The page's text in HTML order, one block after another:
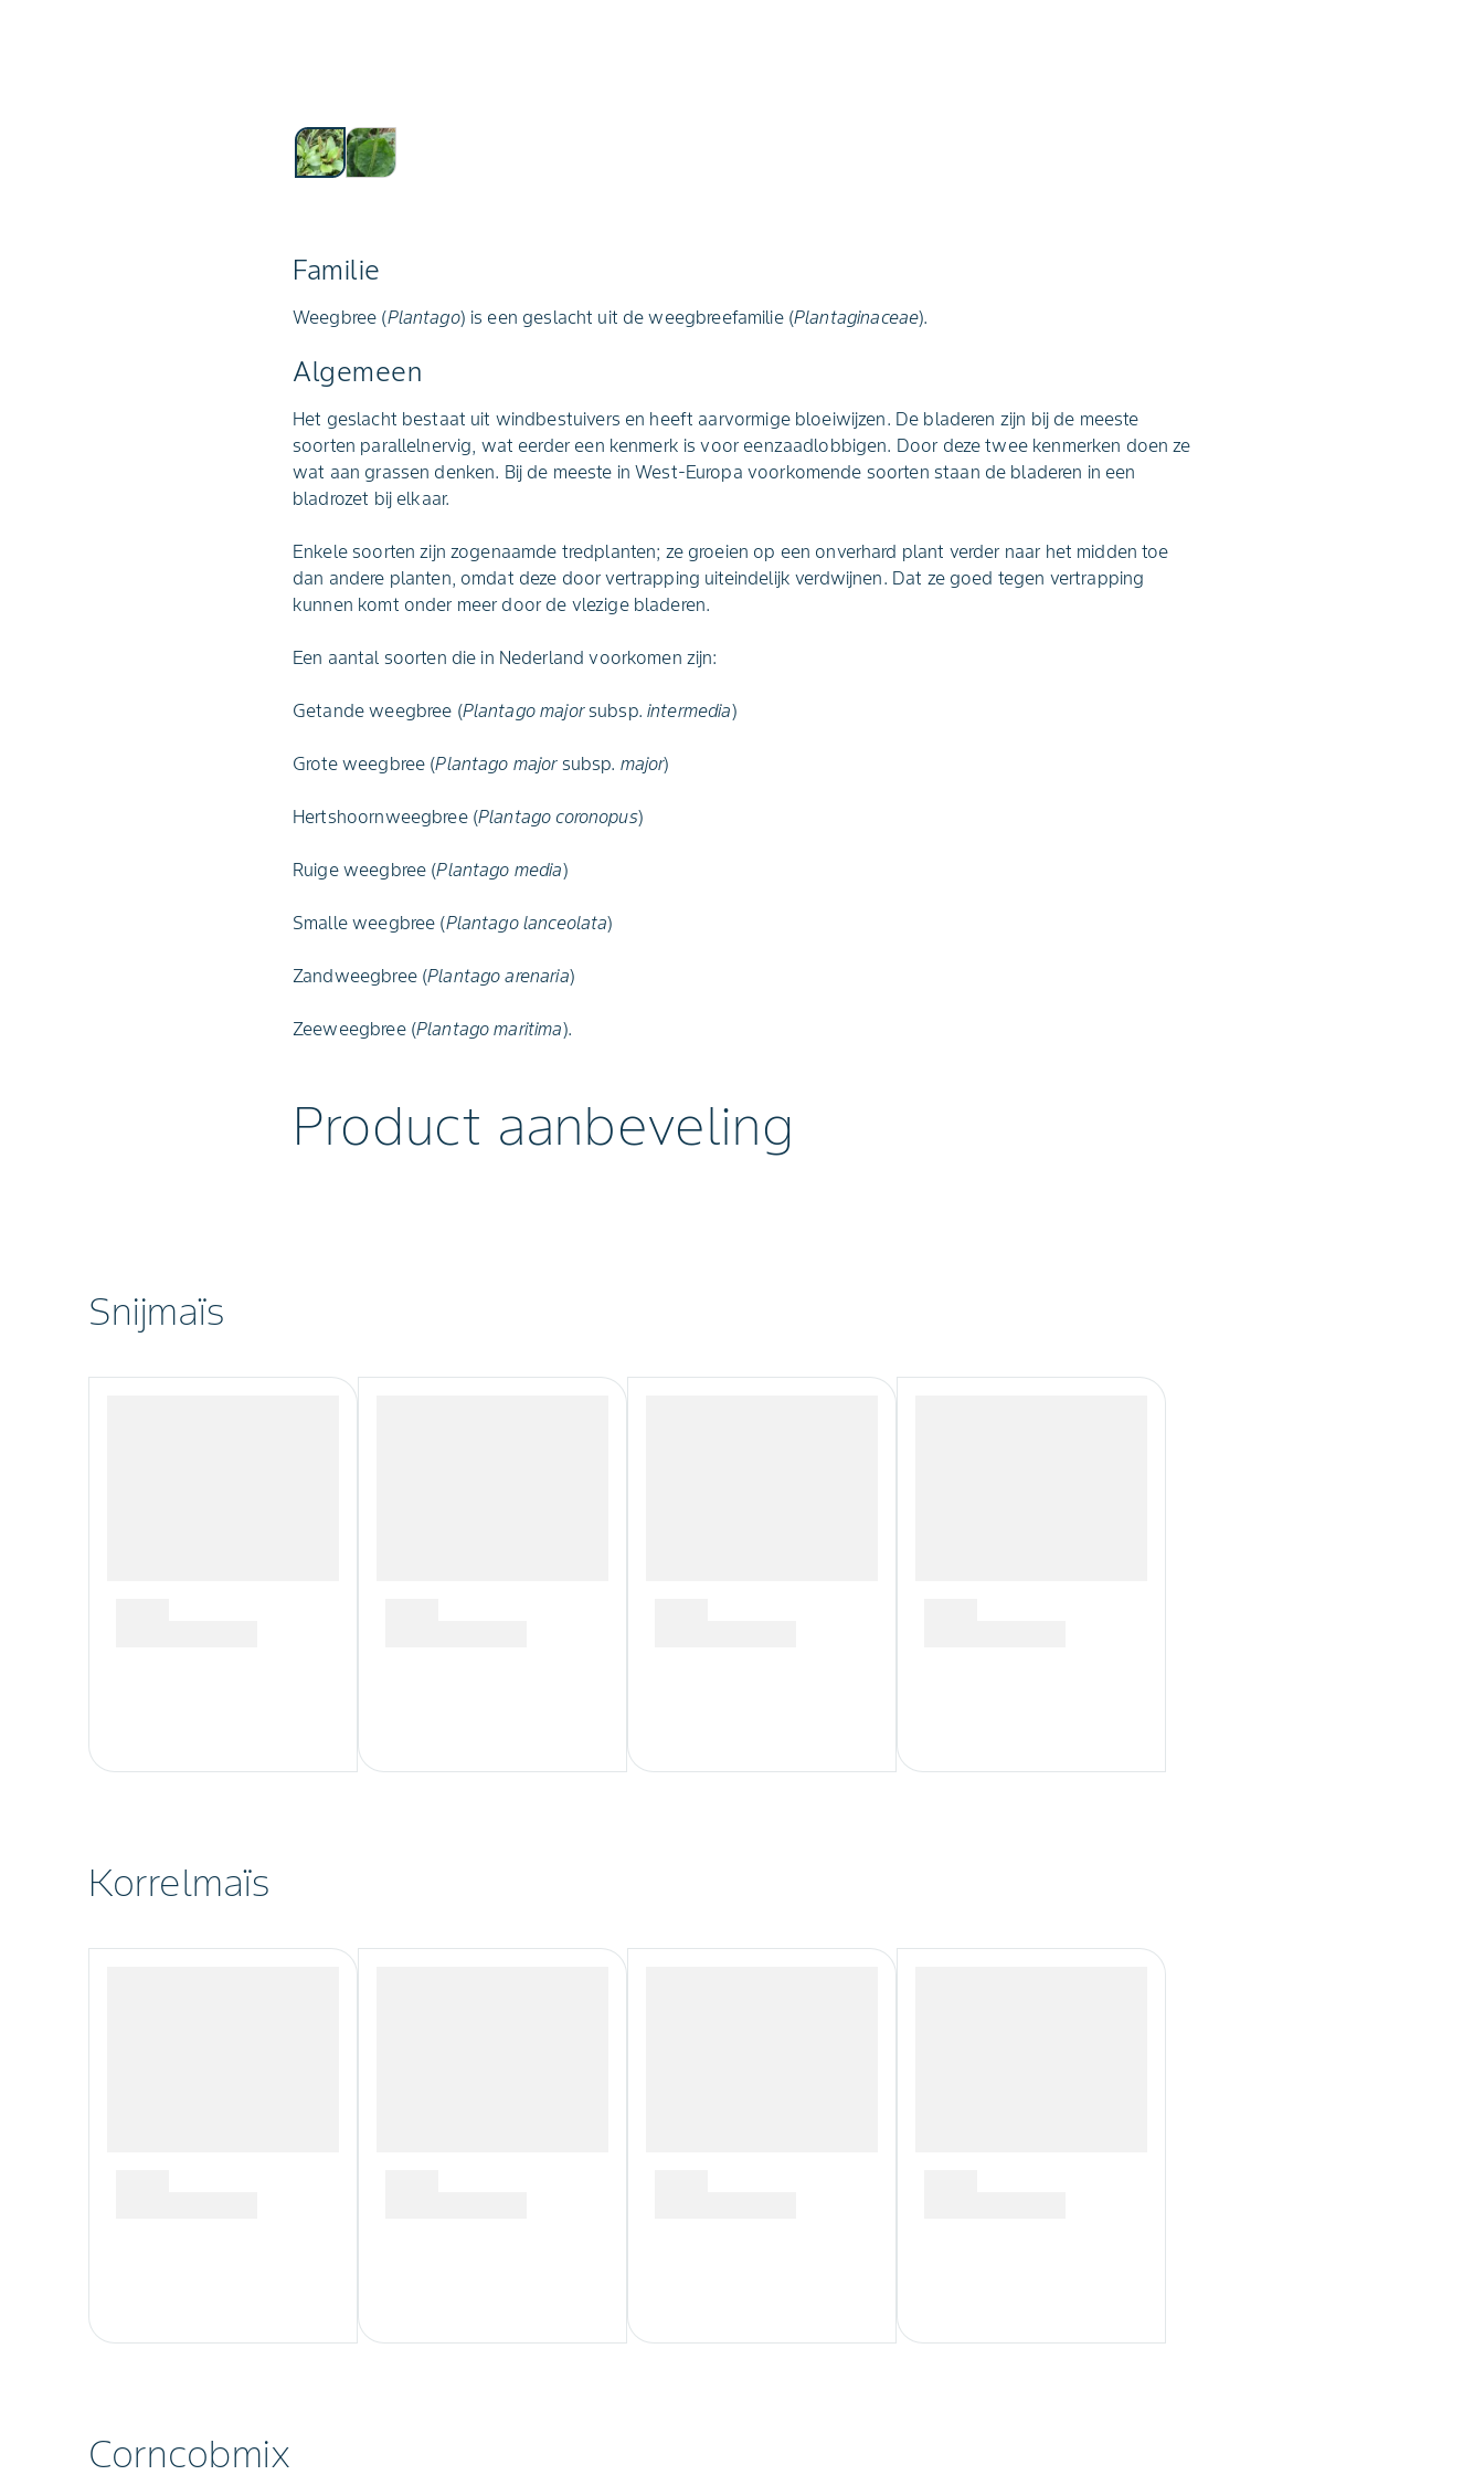
Familie
Weegbree (Plantago) is een geslacht uit de weegbreefamilie (Plantaginaceae).
Algemeen
Het geslacht bestaat uit windbestuivers en heeft aarvormige bloeiwijzen. De bladeren zijn bij de meeste
soorten parallelnervig, wat eerder een kenmerk is voor eenzaadlobbigen. Door deze twee kenmerken doen ze
wat aan grassen denken. Bij de meeste in West-Europa voorkomende soorten staan de bladeren in een
bladrozet bij elkaar.
Enkele soorten zijn zogenaamde tredplanten; ze groeien op een onverhard plant verder naar het midden toe
dan andere planten, omdat deze door vertrapping uiteindelijk verdwijnen. Dat ze goed tegen vertrapping
kunnen komt onder meer door de vlezige bladeren.
Een aantal soorten die in Nederland voorkomen zijn:
Getande weegbree (Plantago majorsubsp.intermedia)
Grote weegbree (Plantago majorsubsp. major)
Hertshoornweegbree (Plantago coronopus)
Ruige weegbree (Plantago media)
Smalle weegbree (Plantago lanceolata)
Zandweegbree (Plantago arenaria)
Zeeweegbree (Plantago maritima).
Product aanbeveling
Snijmaïs
Korrelmaïs
Corncobmix